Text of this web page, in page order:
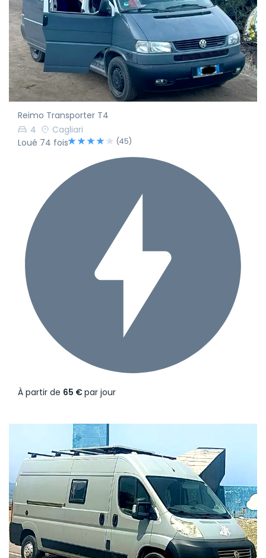
Reimo Transporter T4
4
Cagliari
Loué 74 fois
(45)
À partir de 65 €par jour